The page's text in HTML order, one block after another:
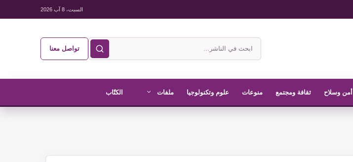
السبت، 8 آب 2026
ابحث
في
الناشر
تواصل معنا
أمن وسلاح ثقافة ومجتمع منوعات علوم وتكنولوجيا ملفات الكتّاب